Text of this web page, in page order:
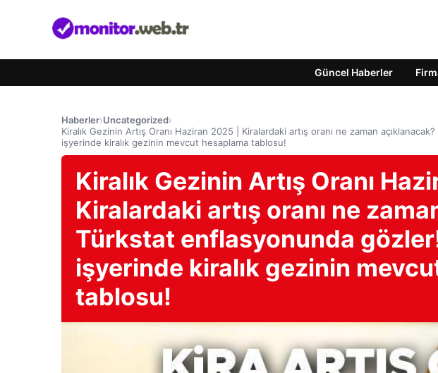
Güncel Haberler
Haberler›Uncategorized›
Kiralık Gezinin Artış Oranı Haziran 2025 | Kiralardaki artış oranı ne zaman
işyerinde kiralık gezinin mevcut hesaplama tablosu!
Kiralık Gezinin Artış Oranı
Kiralardaki artış oranı ne
Türkstat enflasyonunda
işyerinde kiralık gezinin
tablosu!